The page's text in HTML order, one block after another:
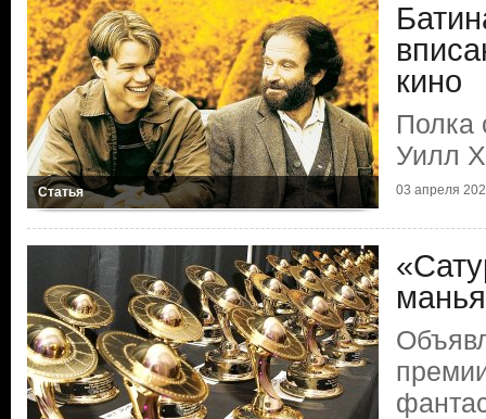
Статья
кино
Полка
Уилл
03 апреля